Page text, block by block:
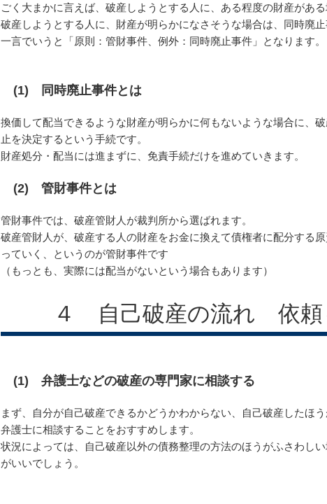
ごく大まかに言えば、破産しようとする人に、ある程度の財産があ
破産しようとする人に、財産が明らかになさそうな場合は、同時廃止
一言でいうと「原則：管財事件、例外：同時廃止事件」となります。
(1) 同時廃止事件とは
換価して配当できるような財産が明らかに何もないような場合に、
止を決定するという手続です。
財産処分・配当には進まずに、免責手続だけを進めていきます。
(2) 管財事件とは
管財事件では、破産管財人が裁判所から選ばれます。
破産管財人が、破産する人の財産をお金に換えて債権者に配分する
っていく、というのが管財事件です
（もっとも、実際には配当がないという場合もあります）
４ 自己破産の流れ 依頼
(1) 弁護士などの破産の専門家に相談する
まず、自分が自己破産できるかどうかわからない、自己破産したほ
弁護士に相談することをおすすめします。
状況によっては、自己破産以外の債務整理の方法のほうがふさわし
がいいでしょう。